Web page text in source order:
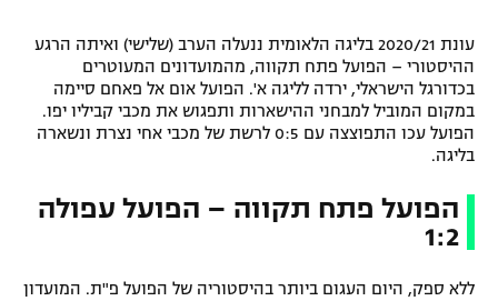
תקנון משתתפים וזוכים בפרסים
תקנון עבור פעילות אלקטרה
תקנון עבור פעילות ספורט 1 – "מרלן"
טניס
גיימינג E-Sports
תנאי שימוש
מדיניות פרטיות
פוטבול אמריקאי NFL
בייסבול MLB
אומנויות לחימה
גיימינג E-Sports
עונת 2020/21 בליגה הלאומית ננעלה הערב (שלישי) ואיתה הרגע
ההיסטורי – הפועל פתח תקווה, מהמועדונים המעוטרים
בכדורגל הישראלי, ירדה לליגה א'. הפועל אום אל פאחם סיימה
במקום המוביל למבחני ההישארות ותפגוש את מכבי קביליו יפו.
הפועל עכו התפוצצה עם 0:5 לרשת של מכבי אחי נצרת ונשארה
בליגה.
הפועל פתח תקווה – הפועל עפולה
1:2
ללא ספק, היום העגום ביותר בהיסטוריה של הפועל פ"ת. המועדון